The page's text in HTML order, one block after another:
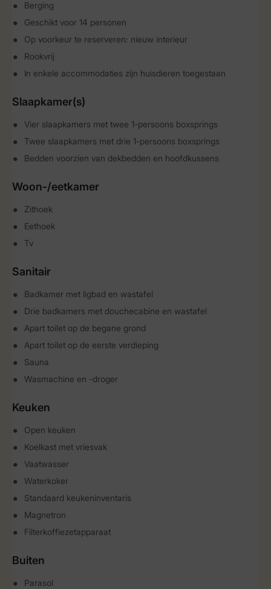
Berging
Geschikt voor 14 personen
Op voorkeur te reserveren: nieuw interieur
Rookvrij
In enkele accommodaties zijn huisdieren toegestaan
Slaapkamer(s)
Vier slaapkamers met twee 1-persoons boxsprings
Twee slaapkamers met drie 1-persoons boxsprings
Bedden voorzien van dekbedden en hoofdkussens
Woon-/eetkamer
Zithoek
Eethoek
Tv
Sanitair
Badkamer met ligbad en wastafel
Drie badkamers met douchecabine en wastafel
Apart toilet op de begane grond
Apart toilet op de eerste verdieping
Sauna
Wasmachine en -droger
Keuken
Open keuken
Koelkast met vriesvak
Vaatwasser
Waterkoker
Standaard keukeninventaris
Magnetron
Filterkoffiezetapparaat
Buiten
Parasol